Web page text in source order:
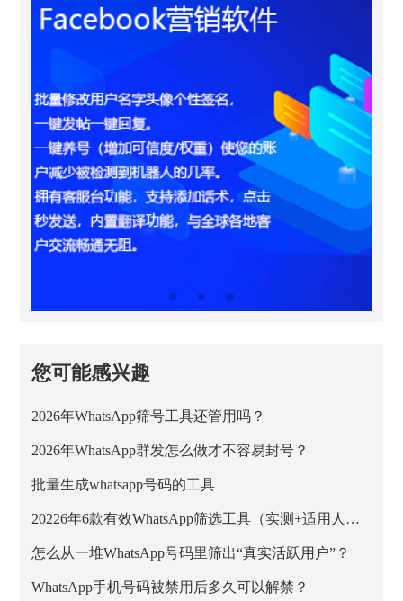
您可能感兴趣
2026年WhatsApp筛号工具还管用吗？
2026年WhatsApp群发怎么做才不容易封号？
批量生成whatsapp号码的工具
20226年6款有效WhatsApp筛选工具（实测+适用人群）
怎么从一堆WhatsApp号码里筛出“真实活跃用户”？
WhatsApp手机号码被禁用后多久可以解禁？